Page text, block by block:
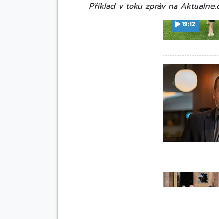
Příklad v toku zpráv na